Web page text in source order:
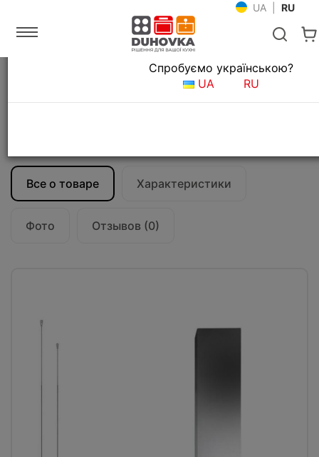
UA RU
Кухонные вытяжки
Вытяжка кухонная Falmec LUMEN Isola
Все о товаре Характеристики
Фото Отзывов (0)
Язык магазина
Спробуємо українською?
UA
RU